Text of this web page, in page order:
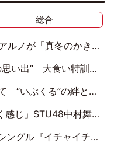
総合
の裏にあるのは、逆境をともに“凌”ぐ似た者同士の絆
画・制服グラビア…盛りだくさんの裏話
絆と後輩・龍頭綺音の決意
村舞、新しい挑戦は自らの手で
ーメーションは『日向坂で会いましょう』にて発表